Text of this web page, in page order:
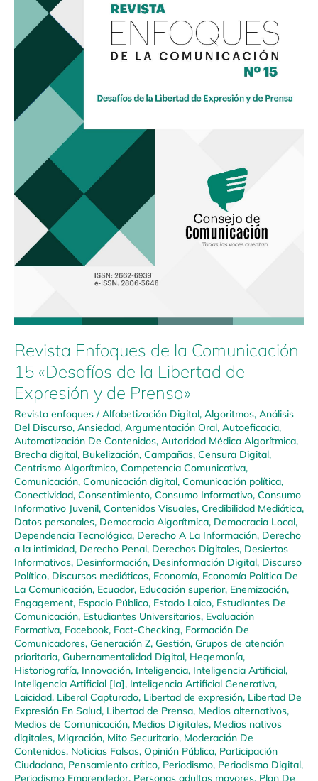
Revista Enfoques de la Comunicación
15 «Desafíos de la Libertad de
Expresión y de Prensa»
Revista enfoques /Alfabetización Digital, Algoritmos, Análisis
Del Discurso, Ansiedad, Argumentación Oral, Autoeficacia,
Automatización De Contenidos, Autoridad Médica Algorítmica,
Brecha digital, Bukelización, Campañas, Censura Digital,
Centrismo Algorítmico, Competencia Comunicativa,
Comunicación, Comunicación digital, Comunicación política,
Conectividad, Consentimiento, Consumo Informativo, Consumo
Informativo Juvenil, Contenidos Visuales, Credibilidad Mediática,
Datos personales, Democracia Algorítmica, Democracia Local,
Dependencia Tecnológica, Derecho A La Información, Derecho
a la intimidad, Derecho Penal, Derechos Digitales, Desiertos
Informativos, Desinformación, Desinformación Digital, Discurso
Político, Discursos mediáticos, Economía, Economía Política De
La Comunicación, Ecuador, Educación superior, Enemización,
Engagement, Espacio Público, Estado Laico, Estudiantes De
Comunicación, Estudiantes Universitarios, Evaluación
Formativa, Facebook, Fact-Checking, Formación De
Comunicadores, Generación Z, Gestión, Grupos de atención
prioritaria, Gubernamentalidad Digital, Hegemonía,
Historiografía, Innovación, Inteligencia, Inteligencia Artificial,
Inteligencia Artificial [Ia], Inteligencia Artificial Generativa,
Laicidad, Liberal Capturado, Libertad de expresión, Libertad De
Expresión En Salud, Libertad de Prensa, Medios alternativos,
Medios de Comunicación, Medios Digitales, Medios nativos
digitales, Migración, Mito Securitario, Moderación De
Contenidos, Noticias Falsas, Opinión Pública, Participación
Ciudadana, Pensamiento crítico, Periodismo, Periodismo Digital,
Periodismo Emprendedor, Personas adultas mayores, Plan De
«Desafíos
de
Expresión
y